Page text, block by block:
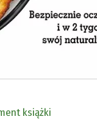
książki